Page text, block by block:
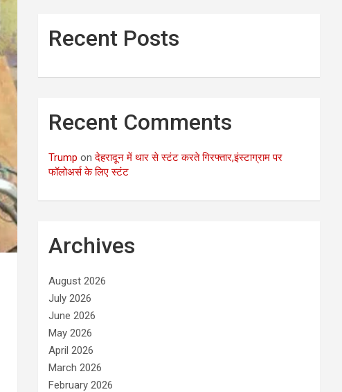
Recent Posts
Recent Comments
Trump onदेहरादून में थार से स्टंट करते गिरफ्तार,इंस्टाग्राम पर
फॉलोअर्स के लिए स्टंट
Archives
August 2026
July 2026
June 2026
May 2026
April 2026
March 2026
February 2026